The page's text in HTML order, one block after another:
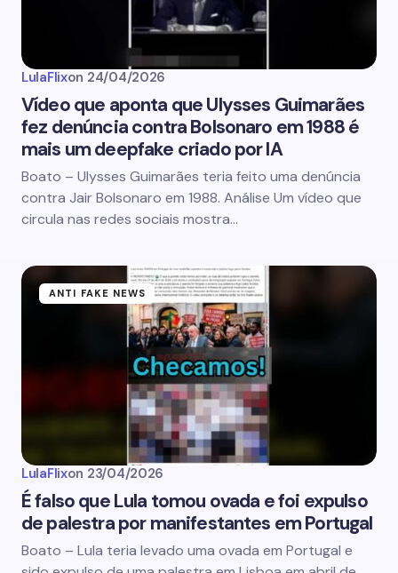
LulaFlixon 24/04/2026
Vídeo que aponta que Ulysses Guimarães
fez denúncia contra Bolsonaro em 1988 é
mais um deepfake criado por IA
Boato – Ulysses Guimarães teria feito uma denúncia
contra Jair Bolsonaro em 1988. Análise Um vídeo que
circula nas redes sociais mostra…
ANTI FAKE NEWS
LulaFlixon 23/04/2026
É falso que Lula tomou ovada e foi expulso
de palestra por manifestantes em Portugal
Boato – Lula teria levado uma ovada em Portugal e